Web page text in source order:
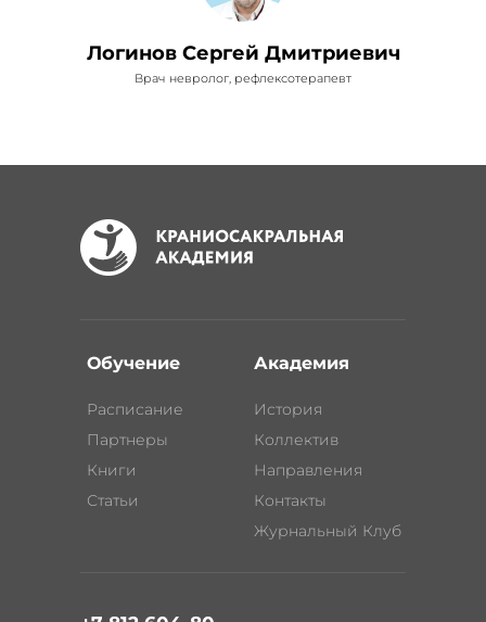
Логинов Сергей Дмитриевич
Врач невролог, рефлексотерапевт
Академия
История
Коллектив
Направления
Контакты
Журнальный Клуб
Обучение
Расписание
Партнеры
Книги
Статьи